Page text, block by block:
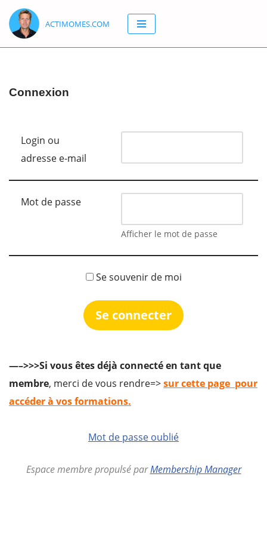
Aller
au
ACTIMOMES.COM
Connexion
Login ou
adresse e-mail
Mot de passe
Afficher le mot de passe
Se souvenir de moi
—–>>>Si vous êtes déjà connecté en tant que
membre, merci de vous rendre=>sur cette page pour
accéder à vos formations.
Mot de passe oublié
Espace membre propulsé parMembership Manager